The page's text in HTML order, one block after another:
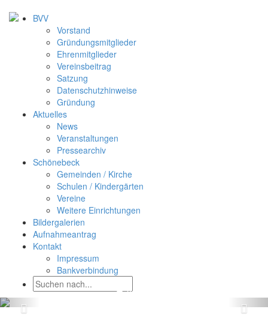
BVV
Vorstand
Gründungsmitglieder
Ehrenmitglieder
Vereinsbeitrag
Satzung
Datenschutzhinweise
Gründung
Aktuelles
News
Veranstaltungen
Pressearchiv
Schönebeck
Gemeinden / Kirche
Schulen / Kindergärten
Vereine
Weitere Einrichtungen
Bildergalerien
Aufnahmeantrag
Kontakt
Impressum
Bankverbindung